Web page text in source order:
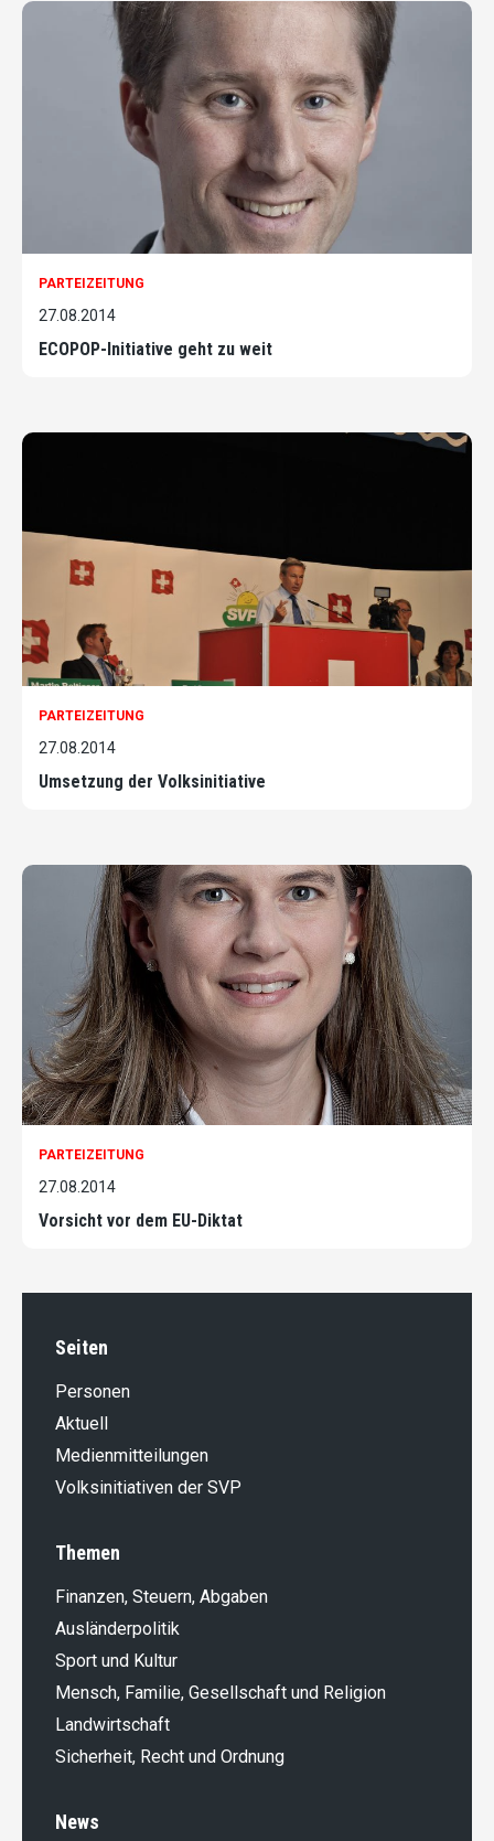
PARTEIZEITUNG
27.08.2014
ECOPOP-Initiative geht zu weit
PARTEIZEITUNG
27.08.2014
Umsetzung der Volksinitiative
PARTEIZEITUNG
27.08.2014
Vorsicht vor dem EU-Diktat
Seiten
Personen
Aktuell
Medienmitteilungen
Volksinitiativen der SVP
Themen
Finanzen, Steuern, Abgaben
Ausländer­politik
Sport und Kultur
Mensch, Familie, Gesellschaft und Religion
Landwirt­schaft
Sicherheit, Recht und Ordnung
News